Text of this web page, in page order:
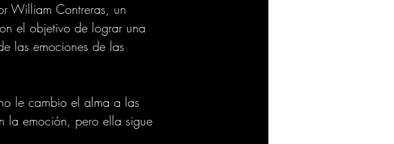
William Contreras, un
el objetivo de lograr una
las emociones de las
le cambio el alma a las
la emoción, pero ella sigue